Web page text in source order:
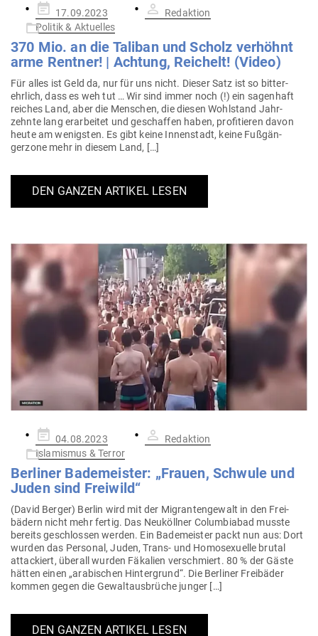
Gepostet
am
17.09.2023
Redaktion
Politik & Aktuelles
370 Mio. an die Taliban und Scholz ver­höhnt
arme Rentner! | Achtung, Rei­chelt! (Video)
Für alles ist Geld da, nur für uns nicht. Dieser Satz ist so bitter-
ehrlich, dass es weh tut … Wir sind immer noch (!) ein sagenhaft
reiches Land, aber die Men­schen, die diesen Wohl­stand Jahr­
zehnte lang erar­beitet und geschaffen haben, pro­fi­tieren davon
heute am wenigsten. Es gibt keine Innen­stadt, keine Fuß­gän­
gerzone mehr in diesem Land, […]
DEN GANZEN ARTIKEL LESEN
Gepostet
am
04.08.2023
Redaktion
Islamismus & Terror
Ber­liner Bade­meister: „Frauen, Schwule und
Juden sind Freiwild“
(David Berger) Berlin wird mit der Migran­ten­gewalt in den Frei­
bädern nicht mehr fertig. Das Neu­köllner Colum­biabad musste
bereits geschlossen werden. Ein Bade­meister packt nun aus: Dort
wurden das Per­sonal, Juden, Trans- und Homo­se­xuelle brutal
atta­ckiert, überall wurden Fäkalien ver­schmiert. 80 % der Gäste
hätten einen „ara­bi­schen Hin­ter­grund“. Die Ber­liner Frei­bäder
kommen gegen die Gewalt­aus­brüche junger […]
DEN GANZEN ARTIKEL LESEN